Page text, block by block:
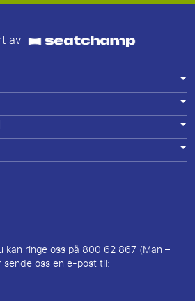
av
kan ringe oss på 800 62 867 (Man –
oss en e-post til: